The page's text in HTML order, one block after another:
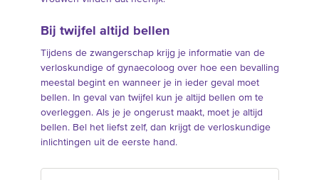
Bij twijfel altijd bellen
Tijdens de zwangerschap krijg je informatie van de
verloskundige of gynaecoloog over hoe een bevalling
meestal begint en wanneer je in ieder geval moet
bellen. In geval van twijfel kun je altijd bellen om te
overleggen. Als je je ongerust maakt, moet je altijd
bellen. Bel het liefst zelf, dan krijgt de verloskundige
inlichtingen uit de eerste hand.